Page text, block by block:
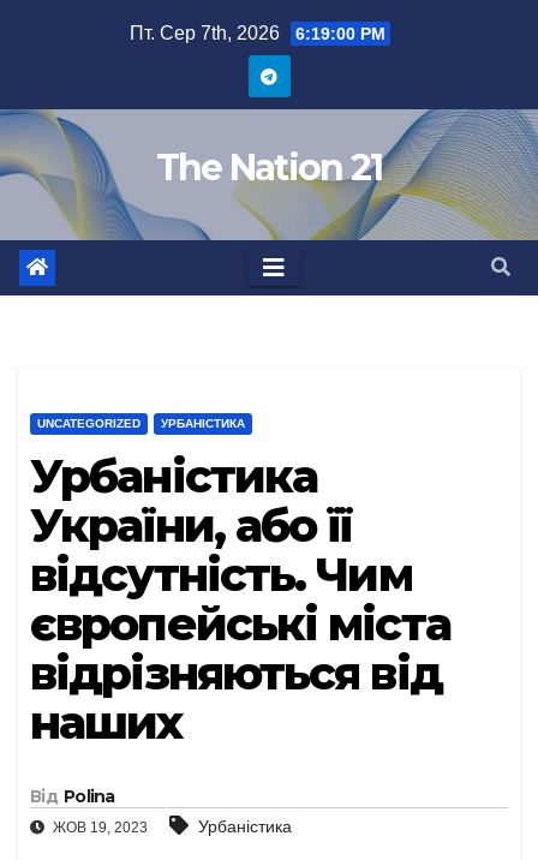
Пт. Сер 7th, 2026 6:19:01 PM
The Nation 21
UNCATEGORIZED УРБАНІСТИКА
Урбаністика
України, або її
відсутність. Чим
європейські міста
відрізняються від
наших
Від Polina
ЖОВ 19, 2023 Урбаністика